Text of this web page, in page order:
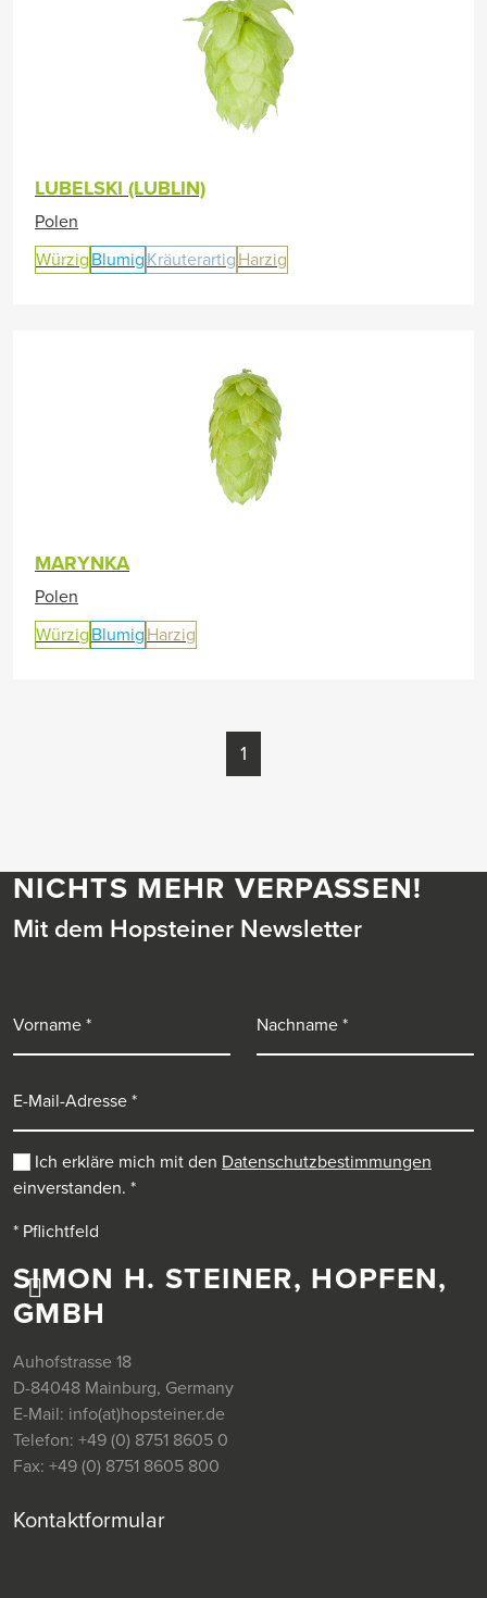
LUBELSKI (LUBLIN)
Polen
Würzig Blumig Kräuterartig Harzig
MARYNKA
Polen
Würzig Blumig Harzig
1
SIMON H. STEINER, HOPFEN,
GMBH
Auhofstrasse 18
D-84048 Mainburg, Germany
E-Mail: info(at)hopsteiner.de
Telefon: +49 (0) 8751 8605 0
Fax: +49 (0) 8751 8605 800
Kontaktformular
NICHTS MEHR VERPASSEN!
Mit dem Hopsteiner Newsletter
Ich erkläre mich mit den Datenschutzbestimmungen
einverstanden. *
* Pflichtfeld